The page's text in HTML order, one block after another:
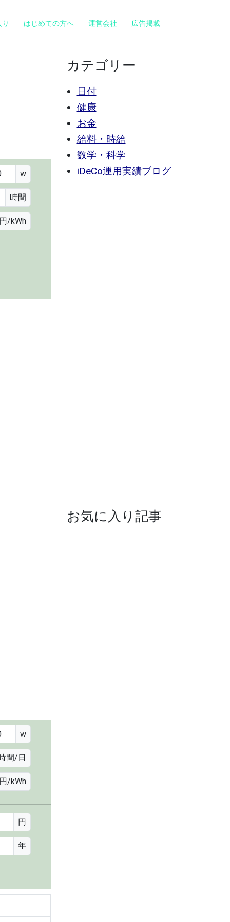
はじめての方へ 運営会社 広告掲載
w
時間
/kWh
w
間/日
/kWh
円
年
カテゴリー
日付
健康
お金
給料・時給
数学・科学
iDeCo運用実績ブログ
お気に入り記事